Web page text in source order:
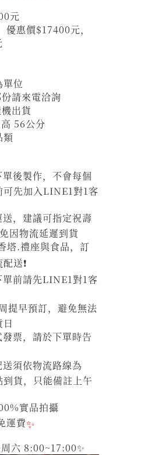
元
惠價$17400元，
位
請來電洽詢
出貨
56公分
類
後製作，不會每個
可先加入LINE1對1客
，建議可指定祝壽
因物流延遲到貨
塔.禮座與食品，訂
送❗
前請先LINE1對1客
提早預訂，避免無法
票，請於下單時告
須依物流路線為
貨，只能備註上午
實品拍攝
運費✨
六 8:00~17:00✨